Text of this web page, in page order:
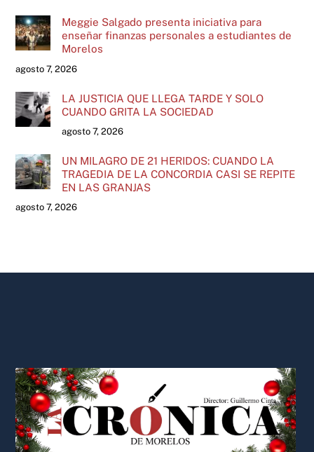
Meggie Salgado presenta iniciativa para
enseñar finanzas personales a estudiantes de
Morelos
agosto 7, 2026
LA JUSTICIA QUE LLEGA TARDE Y SOLO
CUANDO GRITA LA SOCIEDAD
agosto 7, 2026
UN MILAGRO DE 21 HERIDOS: CUANDO LA
TRAGEDIA DE LA CONCORDIA CASI SE REPITE
EN LAS GRANJAS
agosto 7, 2026
To
Top